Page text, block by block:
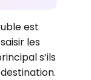
est
les
s’ils